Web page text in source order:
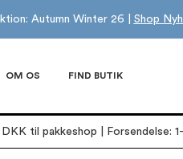
Autumn Winter 26 | Shop
OM OS FIND BUTIK
til pakkeshop | Forsendelse: